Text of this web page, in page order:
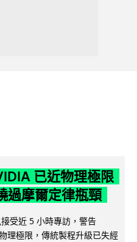
已近物理極限
過摩爾定律瓶頸
受近 5 小時專訪，警告
理極限，傳統製程升級已失經